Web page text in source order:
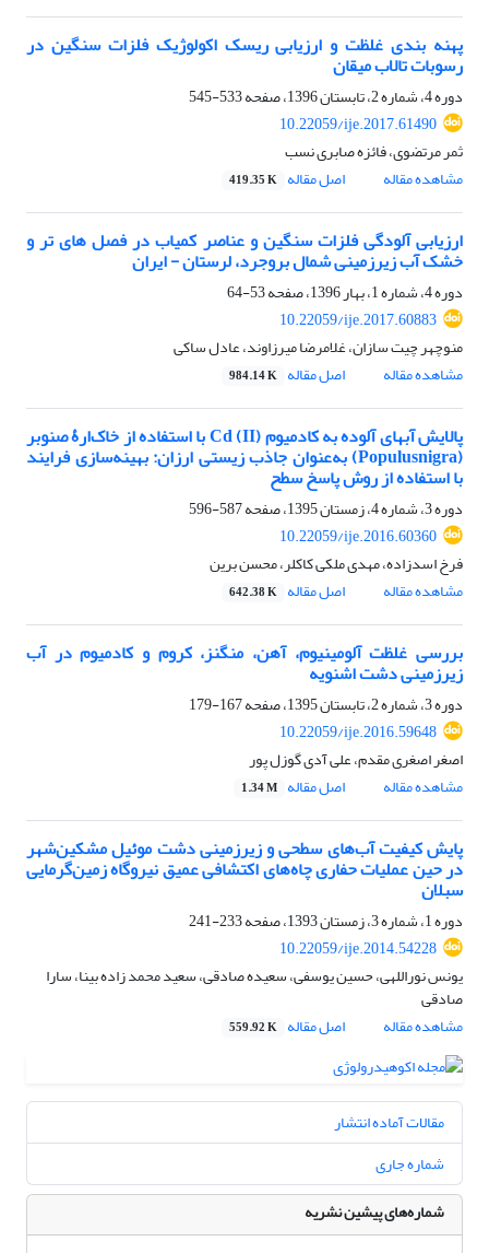
پهنه‏ بندی غلظت و ارزیابی ریسک اکولوژیک فلزات سنگین در
رسوبات تالاب میقان
دوره 4، شماره 2، تابستان 1396، صفحه
533-545
10.22059/ije.2017.61490
ثمر مرتضوی، فائزه صابری نسب
مشاهده مقاله
اصل مقاله 419.35 K
ارزیابی آلودگی فلزات سنگین و عناصر کمیاب در فصل‏ های تر و
خشک آب زیرزمینی شمال بروجرد، لرستان - ایران‌
دوره 4، شماره 1، بهار 1396، صفحه
53-64
10.22059/ije.2017.60883
منوچهر چیت سازان، غلامرضا میرزاوند، عادل ساکی
مشاهده مقاله
اصل مقاله 984.14 K
پالایش آب‏های آلوده به کادمیوم (II) Cd با استفاده از خاک‌ارۀ صنوبر
(Populusnigra) به‌عنوان جاذب زیستی ارزان: بهینه‌سازی فرایند
با استفاده از روش پاسخ سطح
دوره 3، شماره 4، زمستان 1395، صفحه
587-596
10.22059/ije.2016.60360
فرخ اسدزاده، مهدی ملکی کاکلر، محسن برین
مشاهده مقاله
اصل مقاله 642.38 K
بررسی غلظت آلومینیوم، آهن، منگنز، کروم و کادمیوم در آب
زیرزمینی دشت اشنویه
دوره 3، شماره 2، تابستان 1395، صفحه
167-179
10.22059/ije.2016.59648
اصغر اصغری مقدم، علی آدی گوزل پور
مشاهده مقاله
اصل مقاله 1.34 M
پایش کیفیت آب‌های سطحی و زیرزمینی دشت موئیل مشکین‌شهر
در حین عملیات حفاری چاه‌های اکتشافی عمیق نیروگاه زمین‌گرمایی
سبلان
دوره 1، شماره 3، زمستان 1393، صفحه
233-241
10.22059/ije.2014.54228
یونس نوراللهی، حسین یوسفی، سعیده صادقی، سعید محمد زاده بینا، سارا
صادقی
مشاهده مقاله
اصل مقاله 559.92 K
مقالات آماده انتشار
شماره جاری
شماره‌های پیشین نشریه